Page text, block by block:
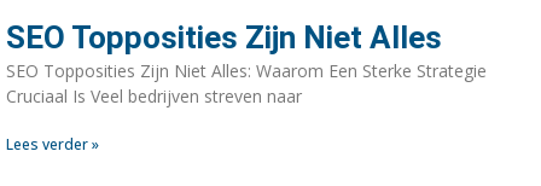
SEO Topposities Zijn Niet Alles
SEO Topposities Zijn Niet Alles: Waarom Een Sterke Strategie
Cruciaal Is Veel bedrijven streven naar
Lees verder »